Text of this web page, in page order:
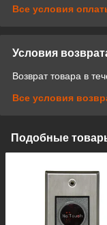
Все условия
Условия
Возврат товара в
Все условия
Подобные